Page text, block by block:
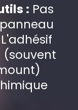
: Pas